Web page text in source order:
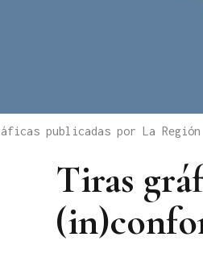
publicadas por La Región
Tiras